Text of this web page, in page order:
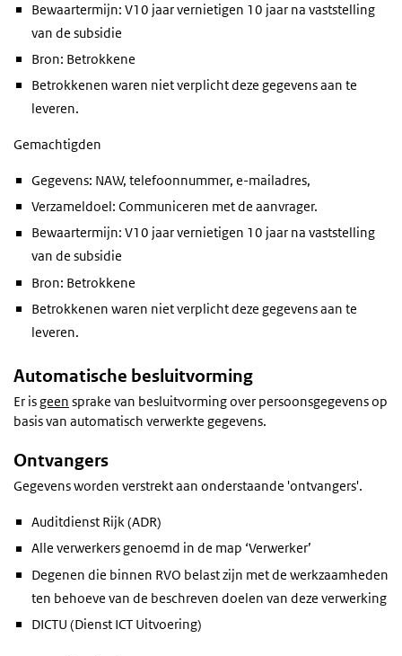
Bewaartermijn: V10 jaar vernietigen 10 jaar na vaststelling
van de subsidie
Bron: Betrokkene
Betrokkenen waren niet verplicht deze gegevens aan te
leveren.
Gemachtigden
Gegevens: NAW, telefoonnummer, e-mailadres,
Verzameldoel: Communiceren met de aanvrager.
Bewaartermijn: V10 jaar vernietigen 10 jaar na vaststelling
van de subsidie
Bron: Betrokkene
Betrokkenen waren niet verplicht deze gegevens aan te
leveren.
Automatische besluitvorming
Er isgeen sprake van besluitvorming over persoonsgegevens op
basis van automatisch verwerkte gegevens.
Ontvangers
Gegevens worden verstrekt aan onderstaande 'ontvangers'.
Auditdienst Rijk (ADR)
Alle verwerkers genoemd in de map ‘Verwerker’
Degenen die binnen RVO belast zijn met de werkzaamheden
ten behoeve van de beschreven doelen van deze verwerking
DICTU (Dienst ICT Uitvoering)